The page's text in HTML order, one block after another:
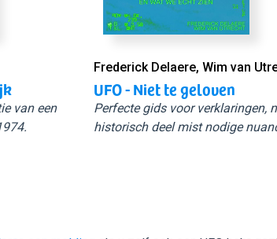
van een
Frederick Delaere, Wim van
UFO - Niet te geloven
Perfecte gids voor verklaringen,
historisch deel mist nodige